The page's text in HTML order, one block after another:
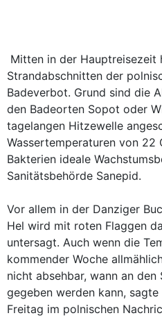
Mitten in der Hauptreisezeit
Strandabschnitten der
Badeverbot. Grund sind die
den Badeorten Sopot oder
tagelangen Hitzewelle
Wassertemperaturen von 22
Bakterien ideale
Sanitätsbehörde Sanepid.
Vor allem in der Danziger
Hel wird mit roten Flaggen
untersagt. Auch wenn die
kommender Woche
nicht absehbar, wann an den
gegeben werden kann,
Freitag im polnischen